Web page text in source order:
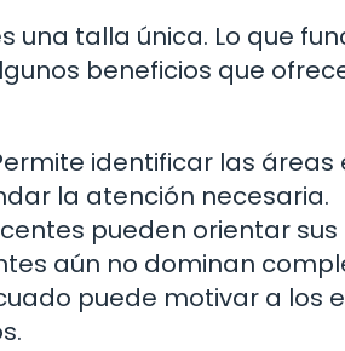
una talla única. Lo que
beneficios que
identificar las
la atención necesaria.
pueden orientar
aún no dominan
puede motivar a los